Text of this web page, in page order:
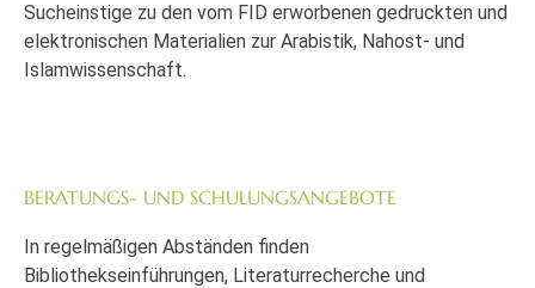
Sucheinstige zu den vom FID erworbenen gedruckten und
elektronischen Materialien zur Arabistik, Nahost- und
Islamwissenschaft.
BERATUNGS- UND SCHULUNGSANGEBOTE
In regelmäßigen Abständen finden
Bibliothekseinführungen, Literaturrecherche und